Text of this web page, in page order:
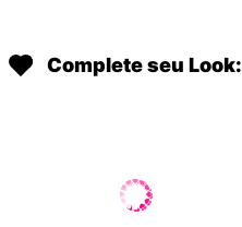
Complete seu Look: